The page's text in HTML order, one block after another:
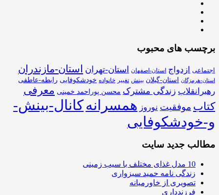
برچسب های محبوب
اجتماعی ازدواج استان-اصفهان استان-تهران استان-مازندران
استان-هرمزگان استان-گیلان بینش تغییر خانواده خودشکوفایی رابطه-عاطفی
رهبرانقلاب زندگی مشترک محسن پوراحمد خمینی معرفی
کتاب موفقیت نوروز همسرانهکانال-بینش-
و-خودشکوفایی
مطالب جدید سایت
10 مدل غذای مختلف با سیب زمینی
زندگی نامه حمید سبزواری
تصویری از خاورمیانه
فرزندداری